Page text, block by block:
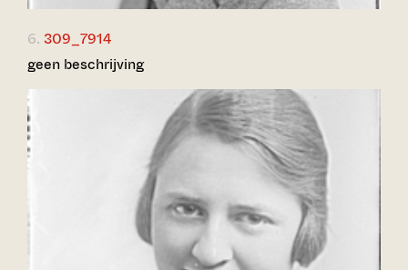
6. 309_7914
geen beschrijving